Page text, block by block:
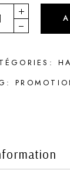
quantity